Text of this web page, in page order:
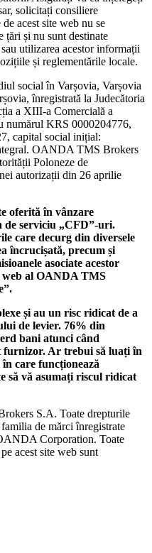
solicitați consiliere
acest site web nu se
țări și nu sunt destinate
utilizarea acestor informații
și reglementările locale.
social în Varșovia, Varșovia
înregistrată la Judecătoria
a XIII-a Comercială a
numărul KRS 0000204776,
capital social inițial:
OANDA TMS Brokers
Poloneze de
autorizații din 26 aprilie
oferită în vânzare
de serviciu „CFD”-uri.
care decurg din diversele
încrucișată, precum și
asociate acestor
web al OANDA TMS
și au un risc ridicat de a
de levier. 76% din
bani atunci când
furnizor. Ar trebui să luați în
care funcționează
să vă asumați riscul ridicat
S.A. Toate drepturile
de mărci înregistrate
Corporation. Toate
acest site web sunt